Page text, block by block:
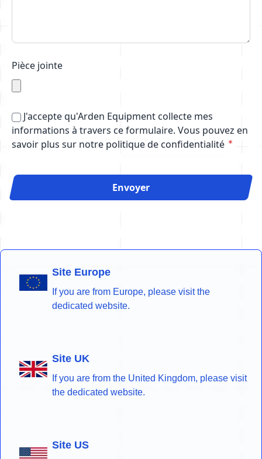
Pièce jointe
J'accepte qu'Arden Equipment collecte mes
informations à travers ce formulaire. Vous pouvez en
savoir plus sur notre politique de confidentialité
Envoyer
Site Europe
If you are from Europe, please visit the
dedicated website.
Site UK
If you are from the United Kingdom, please visit
the dedicated website.
Site US